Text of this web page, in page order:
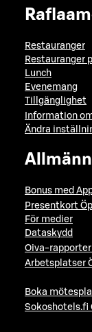
Restauranger
Restauranger
Lunch
Evenemang
Tillgänglighet
Information
Ändra
Bonus med
Presentkort
För medier
Dataskydd
Oiva-rapporter
Arbetsplatser
Boka
Sokoshotels.fi